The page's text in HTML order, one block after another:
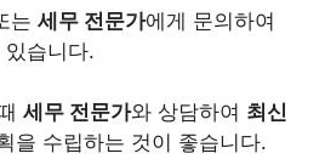
는 세무 전문가에게 문의하여
습니다.
세무 전문가와 상담하여 최신
을 수립하는 것이 좋습니다.